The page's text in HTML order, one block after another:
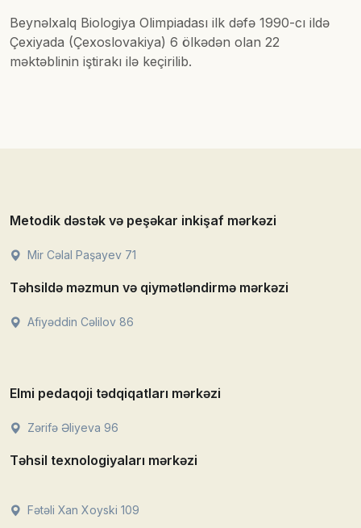
Beynəlxalq Biologiya Olimpiadası ilk dəfə 1990-cı ildə
Çexiyada (Çexoslovakiya) 6 ölkədən olan 22
məktəblinin iştirakı ilə keçirilib.
Metodik dəstək və peşəkar inkişaf mərkəzi
Mir Cəlal Paşayev 71
Təhsildə məzmun və qiymətləndirmə mərkəzi
Afiyəddin Cəlilov 86
Elmi pedaqoji tədqiqatları mərkəzi
Zərifə Əliyeva 96
Təhsil texnologiyaları mərkəzi
Fətəli Xan Xoyski 109